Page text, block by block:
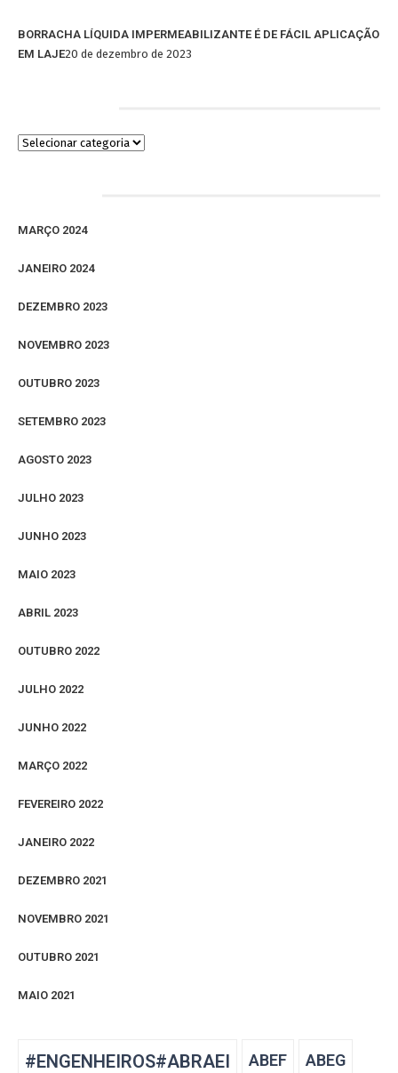
BORRACHA LÍQUIDA IMPERMEABILIZANTE É DE FÁCIL APLICAÇÃO
EM LAJE20 de dezembro de 2023
MARÇO 2024
JANEIRO 2024
DEZEMBRO 2023
NOVEMBRO 2023
OUTUBRO 2023
SETEMBRO 2023
AGOSTO 2023
JULHO 2023
JUNHO 2023
MAIO 2023
ABRIL 2023
OUTUBRO 2022
JULHO 2022
JUNHO 2022
MARÇO 2022
FEVEREIRO 2022
JANEIRO 2022
DEZEMBRO 2021
NOVEMBRO 2021
OUTUBRO 2021
MAIO 2021
#ENGENHEIROS#ABRAEI ABEF ABEG